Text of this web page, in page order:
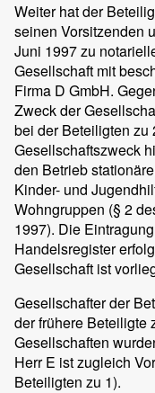
Weiter hat der
seinen Vorsitzenden
Juni 1997 zu
Gesellschaft mit
Firma D GmbH.
Zweck der
bei der Beteiligten zu
Gesellschaftszweck
den Betrieb
Kinder- und
Wohngruppen (§ 2
1997). Die
Handelsregister
Gesellschaft ist
Gesellschafter der
der frühere Beteiligte
Gesellschaften
Herr E ist zugleich
Beteiligten zu 1).